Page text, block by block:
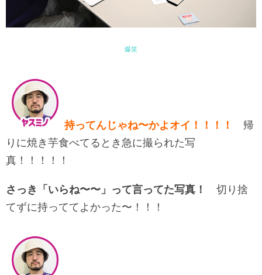
爆笑
持ってんじゃね〜かよオイ！！！！ 帰
りに焼き芋食べてるとき急に撮られた写
真！！！！！
さっき「いらね〜〜」って言ってた写真！
切り捨
てずに持っててよかった〜！！！